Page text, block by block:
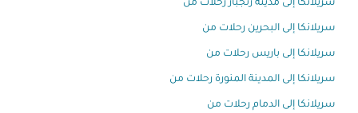
سريلانكا إلى مدينة زنجبار رحلات من
سريلانكا إلى البحرين رحلات من
سريلانكا إلى باريس رحلات من
سريلانكا إلى المدينة المنورة رحلات من
سريلانكا إلى الدمام رحلات من